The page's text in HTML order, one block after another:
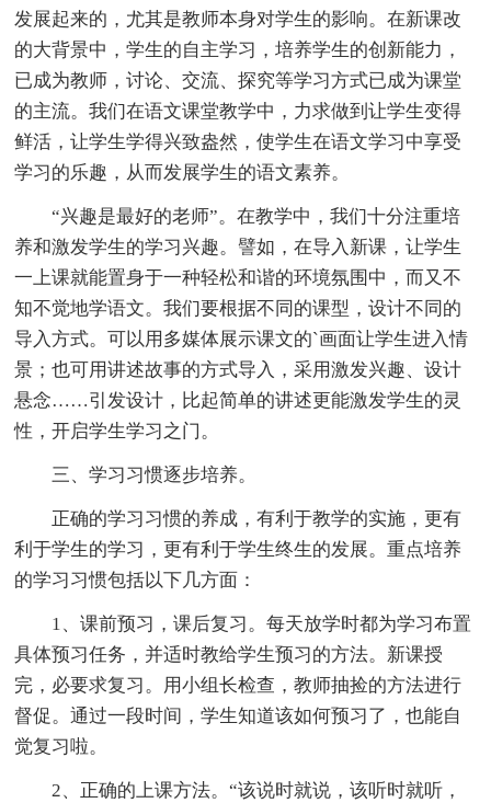
发展起来的，尤其是教师本身对学生的影响。在新课改
的大背景中，学生的自主学习，培养学生的创新能力，
已成为教师，讨论、交流、探究等学习方式已成为课堂
的主流。我们在语文课堂教学中，力求做到让学生变得
鲜活，让学生学得兴致盎然，使学生在语文学习中享受
学习的乐趣，从而发展学生的语文素养。
“兴趣是最好的老师”。在教学中，我们十分注重培
养和激发学生的学习兴趣。譬如，在导入新课，让学生
一上课就能置身于一种轻松和谐的环境氛围中，而又不
知不觉地学语文。我们要根据不同的课型，设计不同的
导入方式。可以用多媒体展示课文的`画面让学生进入情
景；也可用讲述故事的方式导入，采用激发兴趣、设计
悬念……引发设计，比起简单的讲述更能激发学生的灵
性，开启学生学习之门。
三、学习习惯逐步培养。
正确的学习习惯的养成，有利于教学的实施，更有
利于学生的学习，更有利于学生终生的发展。重点培养
的学习习惯包括以下几方面：
1、课前预习，课后复习。每天放学时都为学习布置
具体预习任务，并适时教给学生预习的方法。新课授
完，必要求复习。用小组长检查，教师抽捡的方法进行
督促。通过一段时间，学生知道该如何预习了，也能自
觉复习啦。
2、正确的上课方法。“该说时就说，该听时就听，